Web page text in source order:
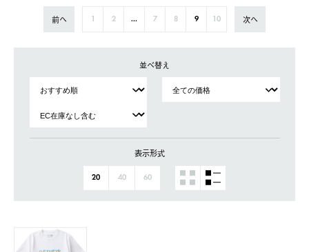
前へ 2 ... 7 8 9 10 次へ
並べ替え
表示形式
20 40 60